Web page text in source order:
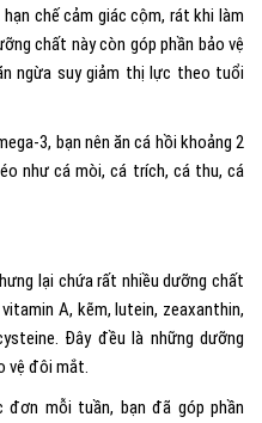
chế cảm giác cộm, rát khi làm
chất này còn góp phần bảo vệ
ngừa suy giảm thị lực theo tuổi
3, bạn nên ăn cá hồi khoảng 2
như cá mòi, cá trích, cá thu, cá
lại chứa rất nhiều dưỡng chất
A, kẽm, lutein, zeaxanthin,
Đây đều là những dưỡng
vệ đôi mắt.
mỗi tuần, bạn đã góp phần